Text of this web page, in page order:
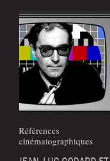
Références
cinématographiques